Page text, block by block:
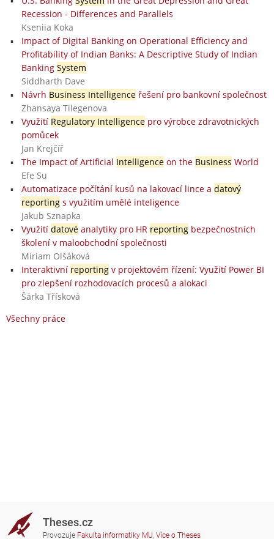
Recession - Differences and Parallels
Kseniia Koka
Impact of Digital Banking on Operational Efficiency and
Profitability of Indian Banks: A Descriptive Study of Indian
Banking System
Siddharth Dave
Návrh Business Intelligenceřešení pro bankovní společnost
Zhansaya Tilegenova
Využití Regulatory Intelligencepro výrobce zdravotnických
pomůcek
Jan Krejčíř
The Impact of Artificial Intelligenceon the Business World
Efe Su
Automatizace počítání kusů na lakovací lince a datový
reportings využitím umělé inteligence
Jakub Sznapka
Využití datovéanalytiky pro HR reportingbezpečnostních
školení v maloobchodní společnosti
Miriam Olšáková
Interaktivní reportingv projektovém řízení: Využití Power BI
pro zlepšení rozhodovacích procesů a alokaci
Šárka Třísková
Všechny práce
Theses.cz
Provozuje Fakulta informatiky MU, Více o Theses